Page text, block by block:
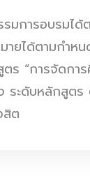
รมการอบรมไ
ยได้ตามกำหน
ตร “การจัดก
ง ระดับหลัก
สิต